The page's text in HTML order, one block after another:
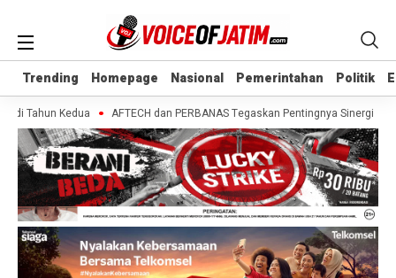
Trending Homepage Nasional Pemerintahan Politik
Trending Homepage Nasional Pemerintahan Politik
Tahun Kedua AFTECH dan PERBANAS Tegaskan Pentingnya Sinergi